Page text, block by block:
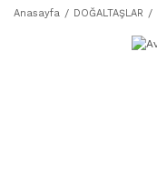
Anasayfa DOĞALTAŞLAR